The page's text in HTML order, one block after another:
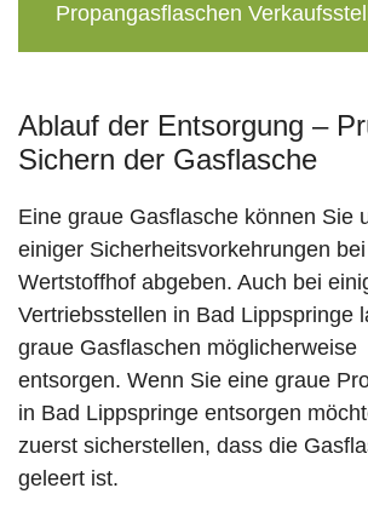
Propangasflaschen
Ablauf der Entsorgung –
Sichern der Gasflasche
Eine graue Gasflasche können Sie
einiger Sicherheitsvorkehrungen
Wertstoffhof abgeben. Auch bei
Vertriebsstellen in Bad Lippspringe
graue Gasflaschen möglicherweise
entsorgen. Wenn Sie eine graue
in Bad Lippspringe entsorgen
zuerst sicherstellen, dass die
geleert ist.